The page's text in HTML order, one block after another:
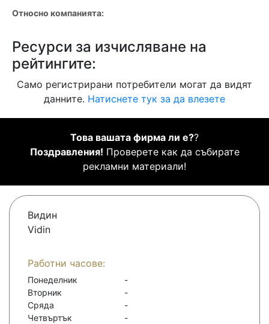
Относно компанията:
Ресурси за изчисляване на
рейтингите:
Само регистрирани потребители могат да видят
данните. Натиснете тук за да влезете
Това вашата фирма ли е??
Поздравления! Проверете как да събирате
рекламни материали!
Видин
Vidin
Работни часове:
Понеделник
-
Вторник
-
Сряда
-
Четвъртък
-